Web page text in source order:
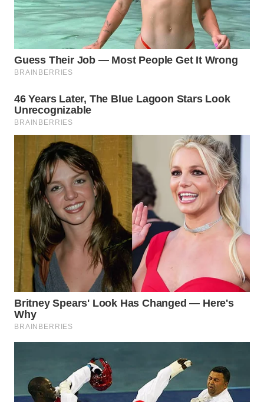
WN
SIMALUNGUN
WN
WN
TAPANULI
TENGAH
WN DELI
SERDANG
WN
TEBING
TINGGI
WN
PAKPAK
WN
KARAWANG
WN